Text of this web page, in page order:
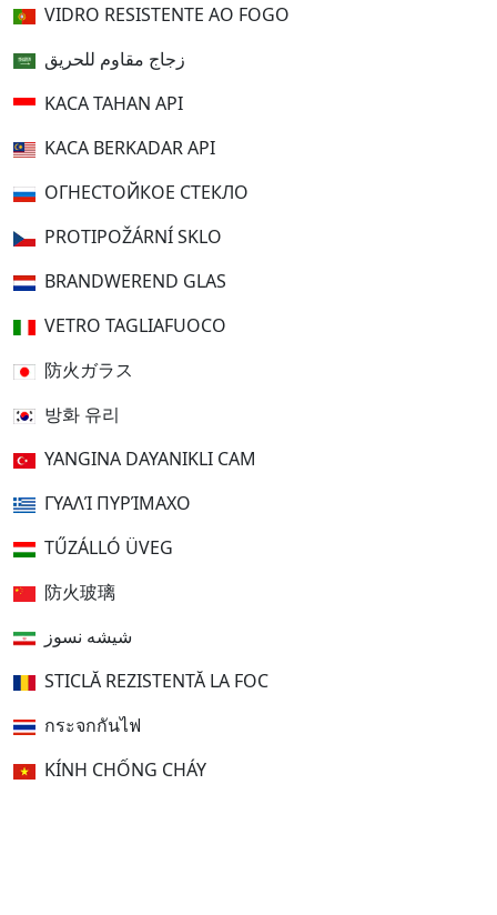
VIDRO RESISTENTE AO FOGO
زجاج مقاوم للحريق
KACA TAHAN API
KACA BERKADAR API
ОГНЕСТОЙКОЕ СТЕКЛО
PROTIPOŽÁRNÍ SKLO
BRANDWEREND GLAS
VETRO TAGLIAFUOCO
防火ガラス
방화 유리
YANGINA DAYANIKLI CAM
ΓΥΑΛΊ ΠΥΡΊΜΑΧΟ
TŰZÁLLÓ ÜVEG
防火玻璃
شیشه نسوز
STICLĂ REZISTENTĂ LA FOC
กระจกกันไฟ
KÍNH CHỐNG CHÁY